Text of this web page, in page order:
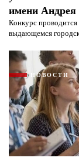
имени
Конкурс
выдающемся
НОВОСТИ